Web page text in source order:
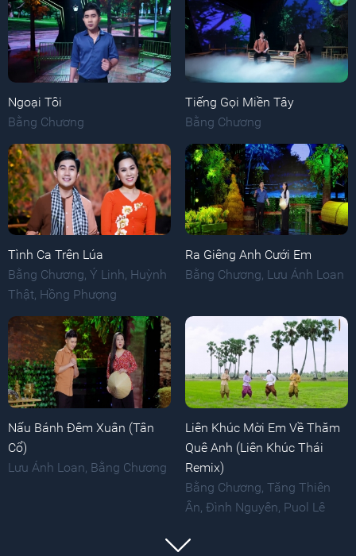
Ngoại Tôi
Bằng Chương
Tiếng Gọi Miền Tây
Bằng Chương
Tình Ca Trên Lúa
Bằng Chương, Ý Linh, Huỳnh
Thật, Hồng Phượng
Ra Giêng Anh Cưới Em
Bằng Chương, Lưu Ánh Loan
Nấu Bánh Đêm Xuân (Tân
Cổ)
Lưu Ánh Loan Bằng Chương
Liên Khúc Mời Em Về Thăm
Quê Anh (Liên Khúc Thái
Remix)
Bằng Chương Tăng Thiên
Ân Đình Nguyên Puol Lê